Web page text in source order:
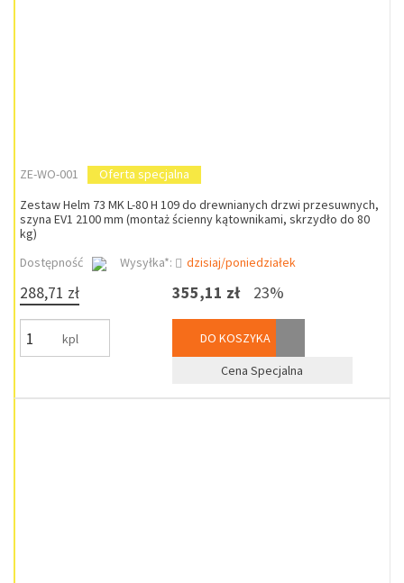
ZE-WO-001
Oferta specjalna
Zestaw Helm 73 MK L-80 H 109 do drewnianych drzwi przesuwnych,
szyna EV1 2100 mm (montaż ścienny kątownikami, skrzydło do 80
kg)
Dostępność
Wysyłka*: dzisiaj/poniedziałek
288,71 zł
kpl
355,11 zł 23%
DO KOSZYKA
Cena Specjalna